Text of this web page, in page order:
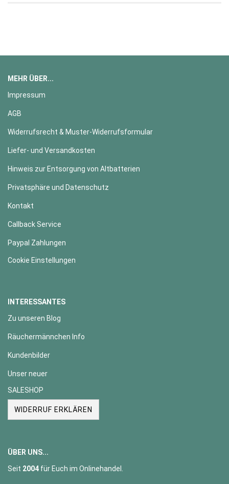
MEHR ÜBER...
Impressum
AGB
Widerrufsrecht & Muster-Widerrufsformular
Liefer- und Versandkosten
Hinweis zur Entsorgung von Altbatterien
Privatsphäre und Datenschutz
Kontakt
Callback Service
Paypal Zahlungen
Cookie Einstellungen
INTERESSANTES
Zu unseren Blog
Räuchermännchen Info
Kundenbilder
Unser neuer
SALESHOP
WIDERRUF ERKLÄREN
ÜBER UNS...
Seit 2004 für Euch im Onlinehandel.